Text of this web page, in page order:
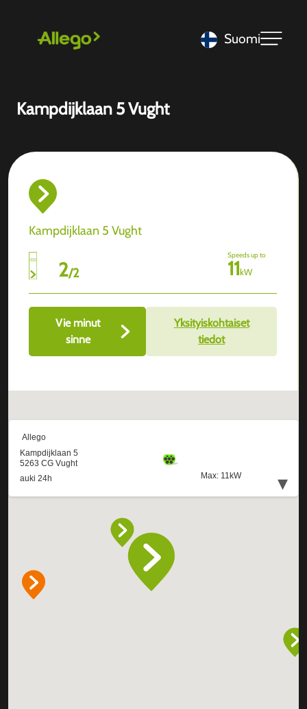
Suomi
Kampdijklaan 5 Vught
Kampdijklaan 5 Vught
2/2
Speeds up to
11kW
Vie minut
sinne
Yksityiskohtaiset
tiedot